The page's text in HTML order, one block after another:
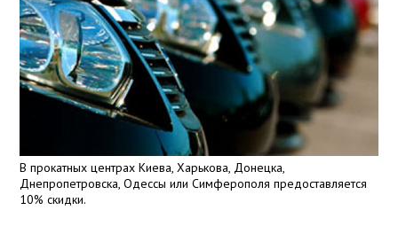
В прокатных центрах Киева, Харькова, Донецка,
Днепропетровска, Одессы или Симферополя предоставляется
10% скидки.